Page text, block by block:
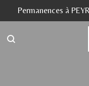
Passer
au
contenu
Permanences à